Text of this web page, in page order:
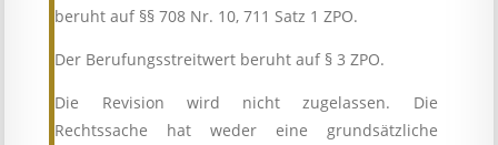
beruht auf §§ 708 Nr. 10, 711 Satz 1 ZPO.
Der Berufungsstreitwert beruht auf § 3 ZPO.
Die Revision wird nicht zugelassen. Die
Rechtssache hat weder eine grundsätzliche